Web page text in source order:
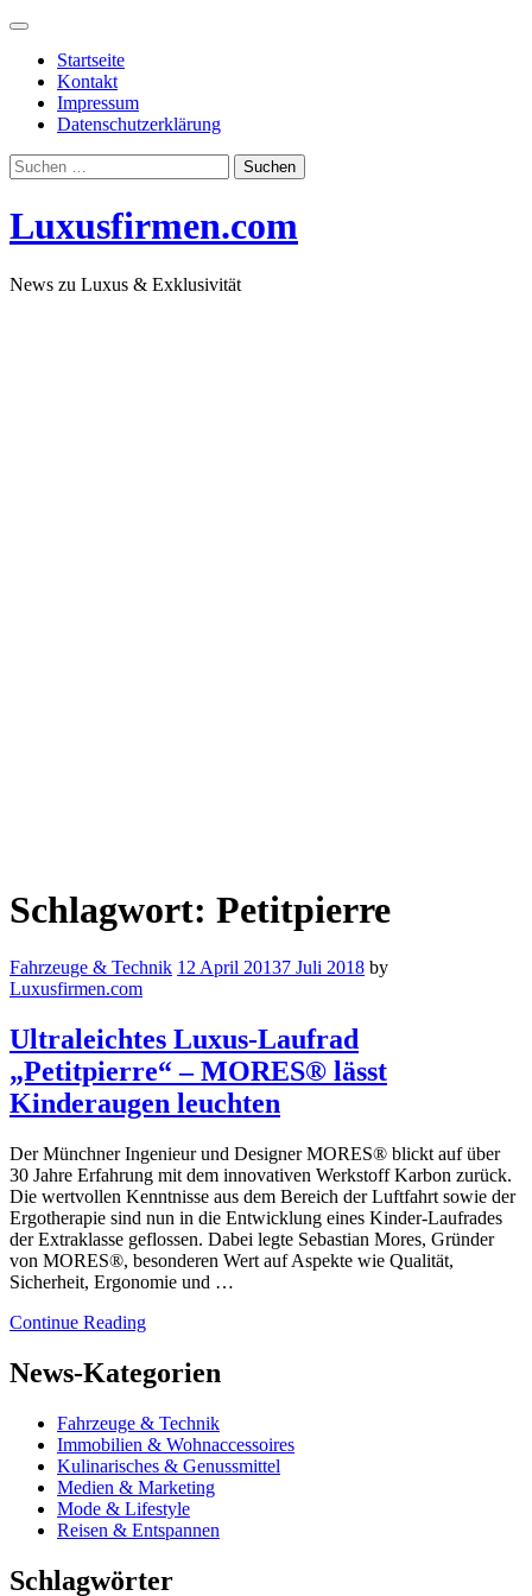
Skip
contentStartseite
Kontakt
Impressum
Datenschutzerklärung
Suchen
nach:
Luxusfirmen.com
News zu Luxus & Exklusivität
Schlagwort: Petitpierre
Fahrzeuge & Technik 12 April 20137 Juli 2018 by
Luxusfirmen.com
Ultraleichtes Luxus-Laufrad
„Petitpierre“ – MORES® lässt
Kinderaugen leuchten
Der Münchner Ingenieur und Designer MORES® blickt auf über
30 Jahre Erfahrung mit dem innovativen Werkstoff Karbon zurück.
Die wertvollen Kenntnisse aus dem Bereich der Luftfahrt sowie der
Ergotherapie sind nun in die Entwicklung eines Kinder-Laufrades
der Extraklasse geflossen. Dabei legte Sebastian Mores, Gründer
von MORES®, besonderen Wert auf Aspekte wie Qualität,
Sicherheit, Ergonomie und …
Continue Reading
News-Kategorien
Fahrzeuge & Technik
Immobilien & Wohnaccessoires
Kulinarisches & Genussmittel
Medien & Marketing
Mode & Lifestyle
Reisen & Entspannen
Schlagwörter